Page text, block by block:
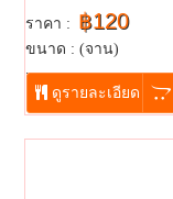
ราคา : ฿120
ขนาด : (จาน)
...
ดูรายละเอียด